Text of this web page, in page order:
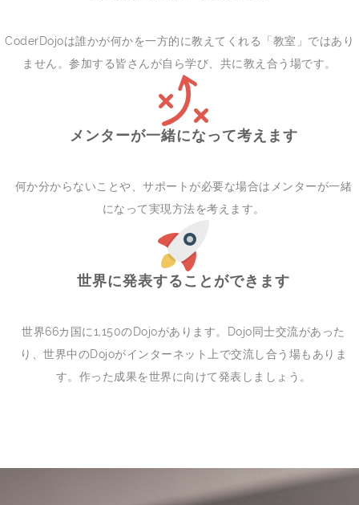
CoderDojoは誰かが何かを一方的に教えてくれる「教室」ではあり
ません。参加する皆さんが自ら学び、共に教え合う場です。
メンターが一緒になって考えます
何か分からないことや、サポートが必要な場合はメンターが一緒
になって実現方法を考えます。
世界に発表することができます
世界66カ国に1,150のDojoがあります。Dojo同士交流があった
り、世界中のDojoがインターネット上で交流し合う場もありま
す。作った成果を世界に向けて発表しましょう。